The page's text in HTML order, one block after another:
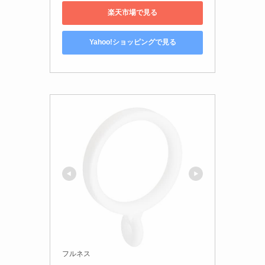
楽天市場で見る
Yahoo!ショッピングで見る
フルネス